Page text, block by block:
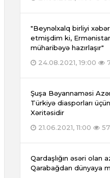
"Beynəlxalq birliyi
etmişdim ki,
müharibəyə hazırlaşır"
24.08.2021, 19:00
Şuşa Bəyannaməsi
Türkiyə diasporları
Xəritəsidir
21.06.2021, 11:00
Qardaşlığın əsəri olan
Qarabağdan dünyaya